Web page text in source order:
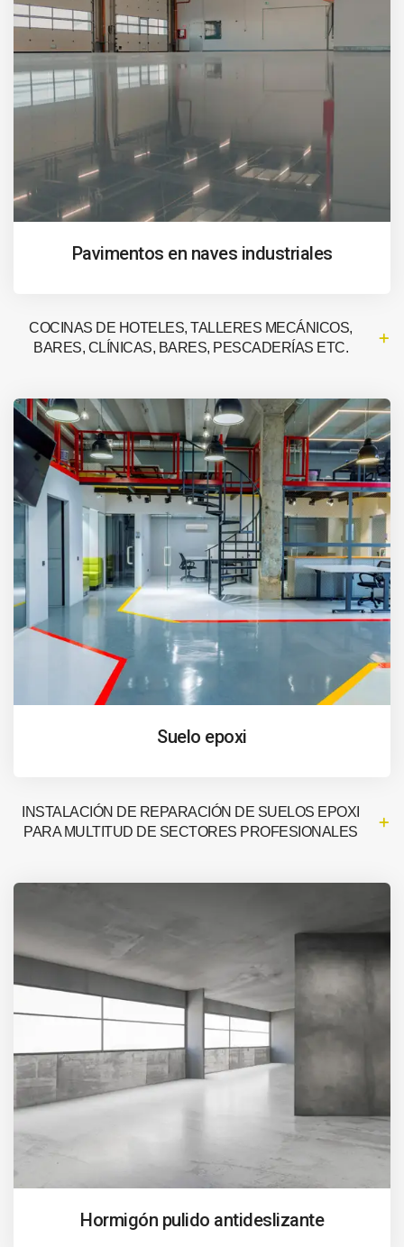
Pavimentos en naves industriales
COCINAS DE HOTELES, TALLERES MECÁNICOS,
BARES, CLÍNICAS, BARES, PESCADERÍAS ETC.
Suelo epoxi
INSTALACIÓN DE REPARACIÓN DE SUELOS EPOXI
PARA MULTITUD DE SECTORES PROFESIONALES
Hormigón pulido antideslizante